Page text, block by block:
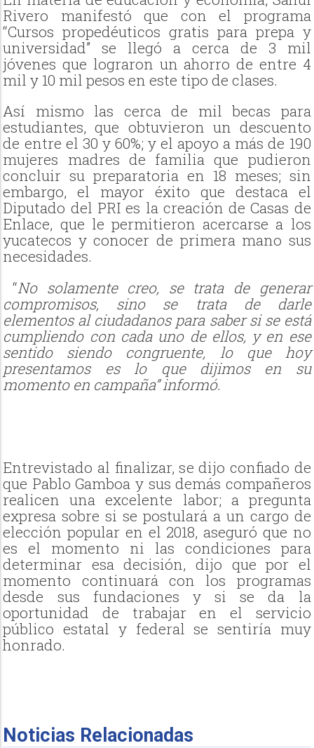
Rivero manifestó que con el programa
“Cursos propedéuticos gratis para prepa y
universidad” se llegó a cerca de 3 mil
jóvenes que lograron un ahorro de entre 4
mil y 10 mil pesos en este tipo de clases.
Así mismo las cerca de mil becas para
estudiantes, que obtuvieron un descuento
de entre el 30 y 60%; y el apoyo a más de 190
mujeres madres de familia que pudieron
concluir su preparatoria en 18 meses; sin
embargo, el mayor éxito que destaca el
Diputado del PRI es la creación de Casas de
Enlace, que le permitieron acercarse a los
yucatecos y conocer de primera mano sus
necesidades.
“No solamente creo, se trata de generar
compromisos, sino se trata de darle
elementos al ciudadanos para saber si se está
cumpliendo con cada uno de ellos, y en ese
sentido siendo congruente, lo que hoy
presentamos es lo que dijimos en su
momento en campaña” informó.
Entrevistado al finalizar, se dijo confiado de
que Pablo Gamboa y sus demás compañeros
realicen una excelente labor; a pregunta
expresa sobre si se postulará a un cargo de
elección popular en el 2018, aseguró que no
es el momento ni las condiciones para
determinar esa decisión, dijo que por el
momento continuará con los programas
desde sus fundaciones y si se da la
oportunidad de trabajar en el servicio
público estatal y federal se sentiría muy
honrado.
Noticias Relacionadas